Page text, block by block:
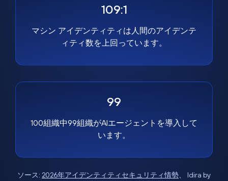
109:1
マシン アイデンティティは人間のアイデンテ
ィティ数を上回っています。
99
100組織中99組織がAIエージェントを導入して
います。
ソース: 2026年アイデンティティセキュリティ情勢、 Idira by